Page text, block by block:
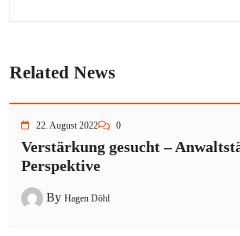
Related News
22. August 2022 0
Verstärkung gesucht –
Perspektive
By Hagen Döhl